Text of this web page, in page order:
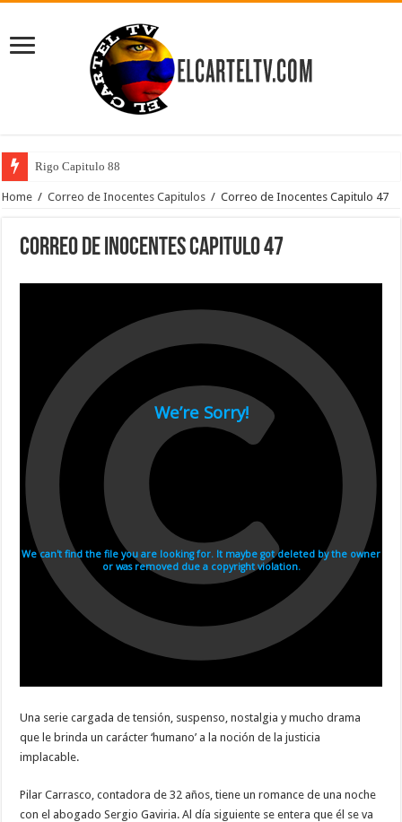
Rigo Capitulo 88
Home / Correo de Inocentes Capitulos / Correo de Inocentes Capitulo 47
Correo de Inocentes Capitulo 47
Una serie cargada de tensión, suspenso, nostalgia y mucho drama
que le brinda un carácter ‘humano’ a la noción de la justicia
implacable.
Pilar Carrasco, contadora de 32 años, tiene un romance de una noche
con el abogado Sergio Gaviria. Al día siguiente se entera que él se va